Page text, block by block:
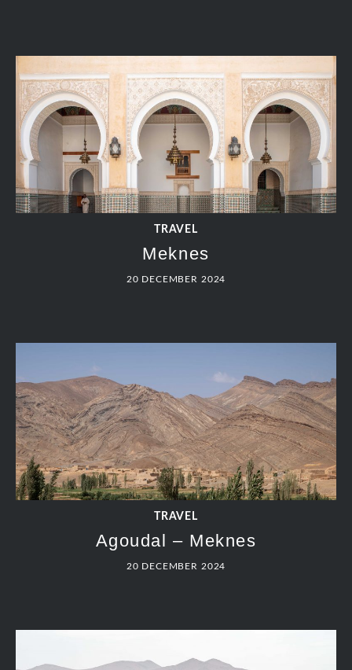
TRAVEL
Meknes
20 DECEMBER 2024
TRAVEL
Agoudal – Meknes
20 DECEMBER 2024